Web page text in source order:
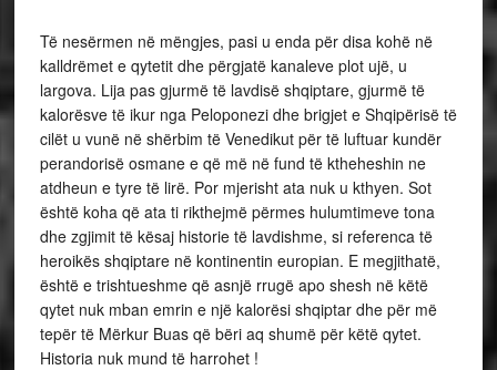
Të nesërmen në mëngjes, pasi u enda për disa kohë në
kalldrëmet e qytetit dhe përgjatë kanaleve plot ujë, u
largova. Lija pas gjurmë të lavdisë shqiptare, gjurmë të
kalorësve të ikur nga Peloponezi dhe brigjet e Shqipërisë të
cilët u vunë në shërbim të Venedikut për të luftuar kundër
perandorisë osmane e që më në fund të ktheheshin ne
atdheun e tyre të lirë. Por mjerisht ata nuk u kthyen. Sot
është koha që ata ti rikthejmë përmes hulumtimeve tona
dhe zgjimit të kësaj historie të lavdishme, si referenca të
heroikës shqiptare në kontinentin europian. E megjithatë,
është e trishtueshme që asnjë rrugë apo shesh në këtë
qytet nuk mban emrin e një kalorësi shqiptar dhe për më
tepër të Mërkur Buas që bëri aq shumë për këtë qytet.
Historia nuk mund të harrohet !